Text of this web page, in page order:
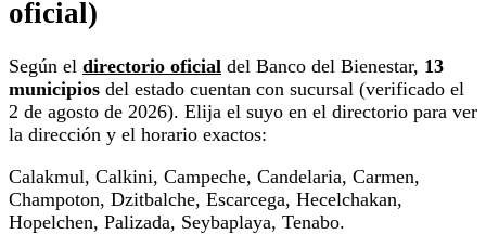
oficial)
Según el directorio oficial del Banco del Bienestar, 13
municipios del estado cuentan con sucursal (verificado el
2 de agosto de 2026). Elija el suyo en el directorio para ver
la dirección y el horario exactos:
Calakmul, Calkini, Campeche, Candelaria, Carmen,
Champoton, Dzitbalche, Escarcega, Hecelchakan,
Hopelchen, Palizada, Seybaplaya, Tenabo.